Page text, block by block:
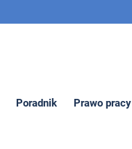
Poradnik Prawo pracy